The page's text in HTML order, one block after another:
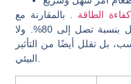
كفاءة الطاقة
. بالمقارنة مع
الأفران التقليدية، فإنها تستخدم طاقة أقل بنسبة تصل إلى 80%. ولا
بل تقلل أيضًا من التأثير